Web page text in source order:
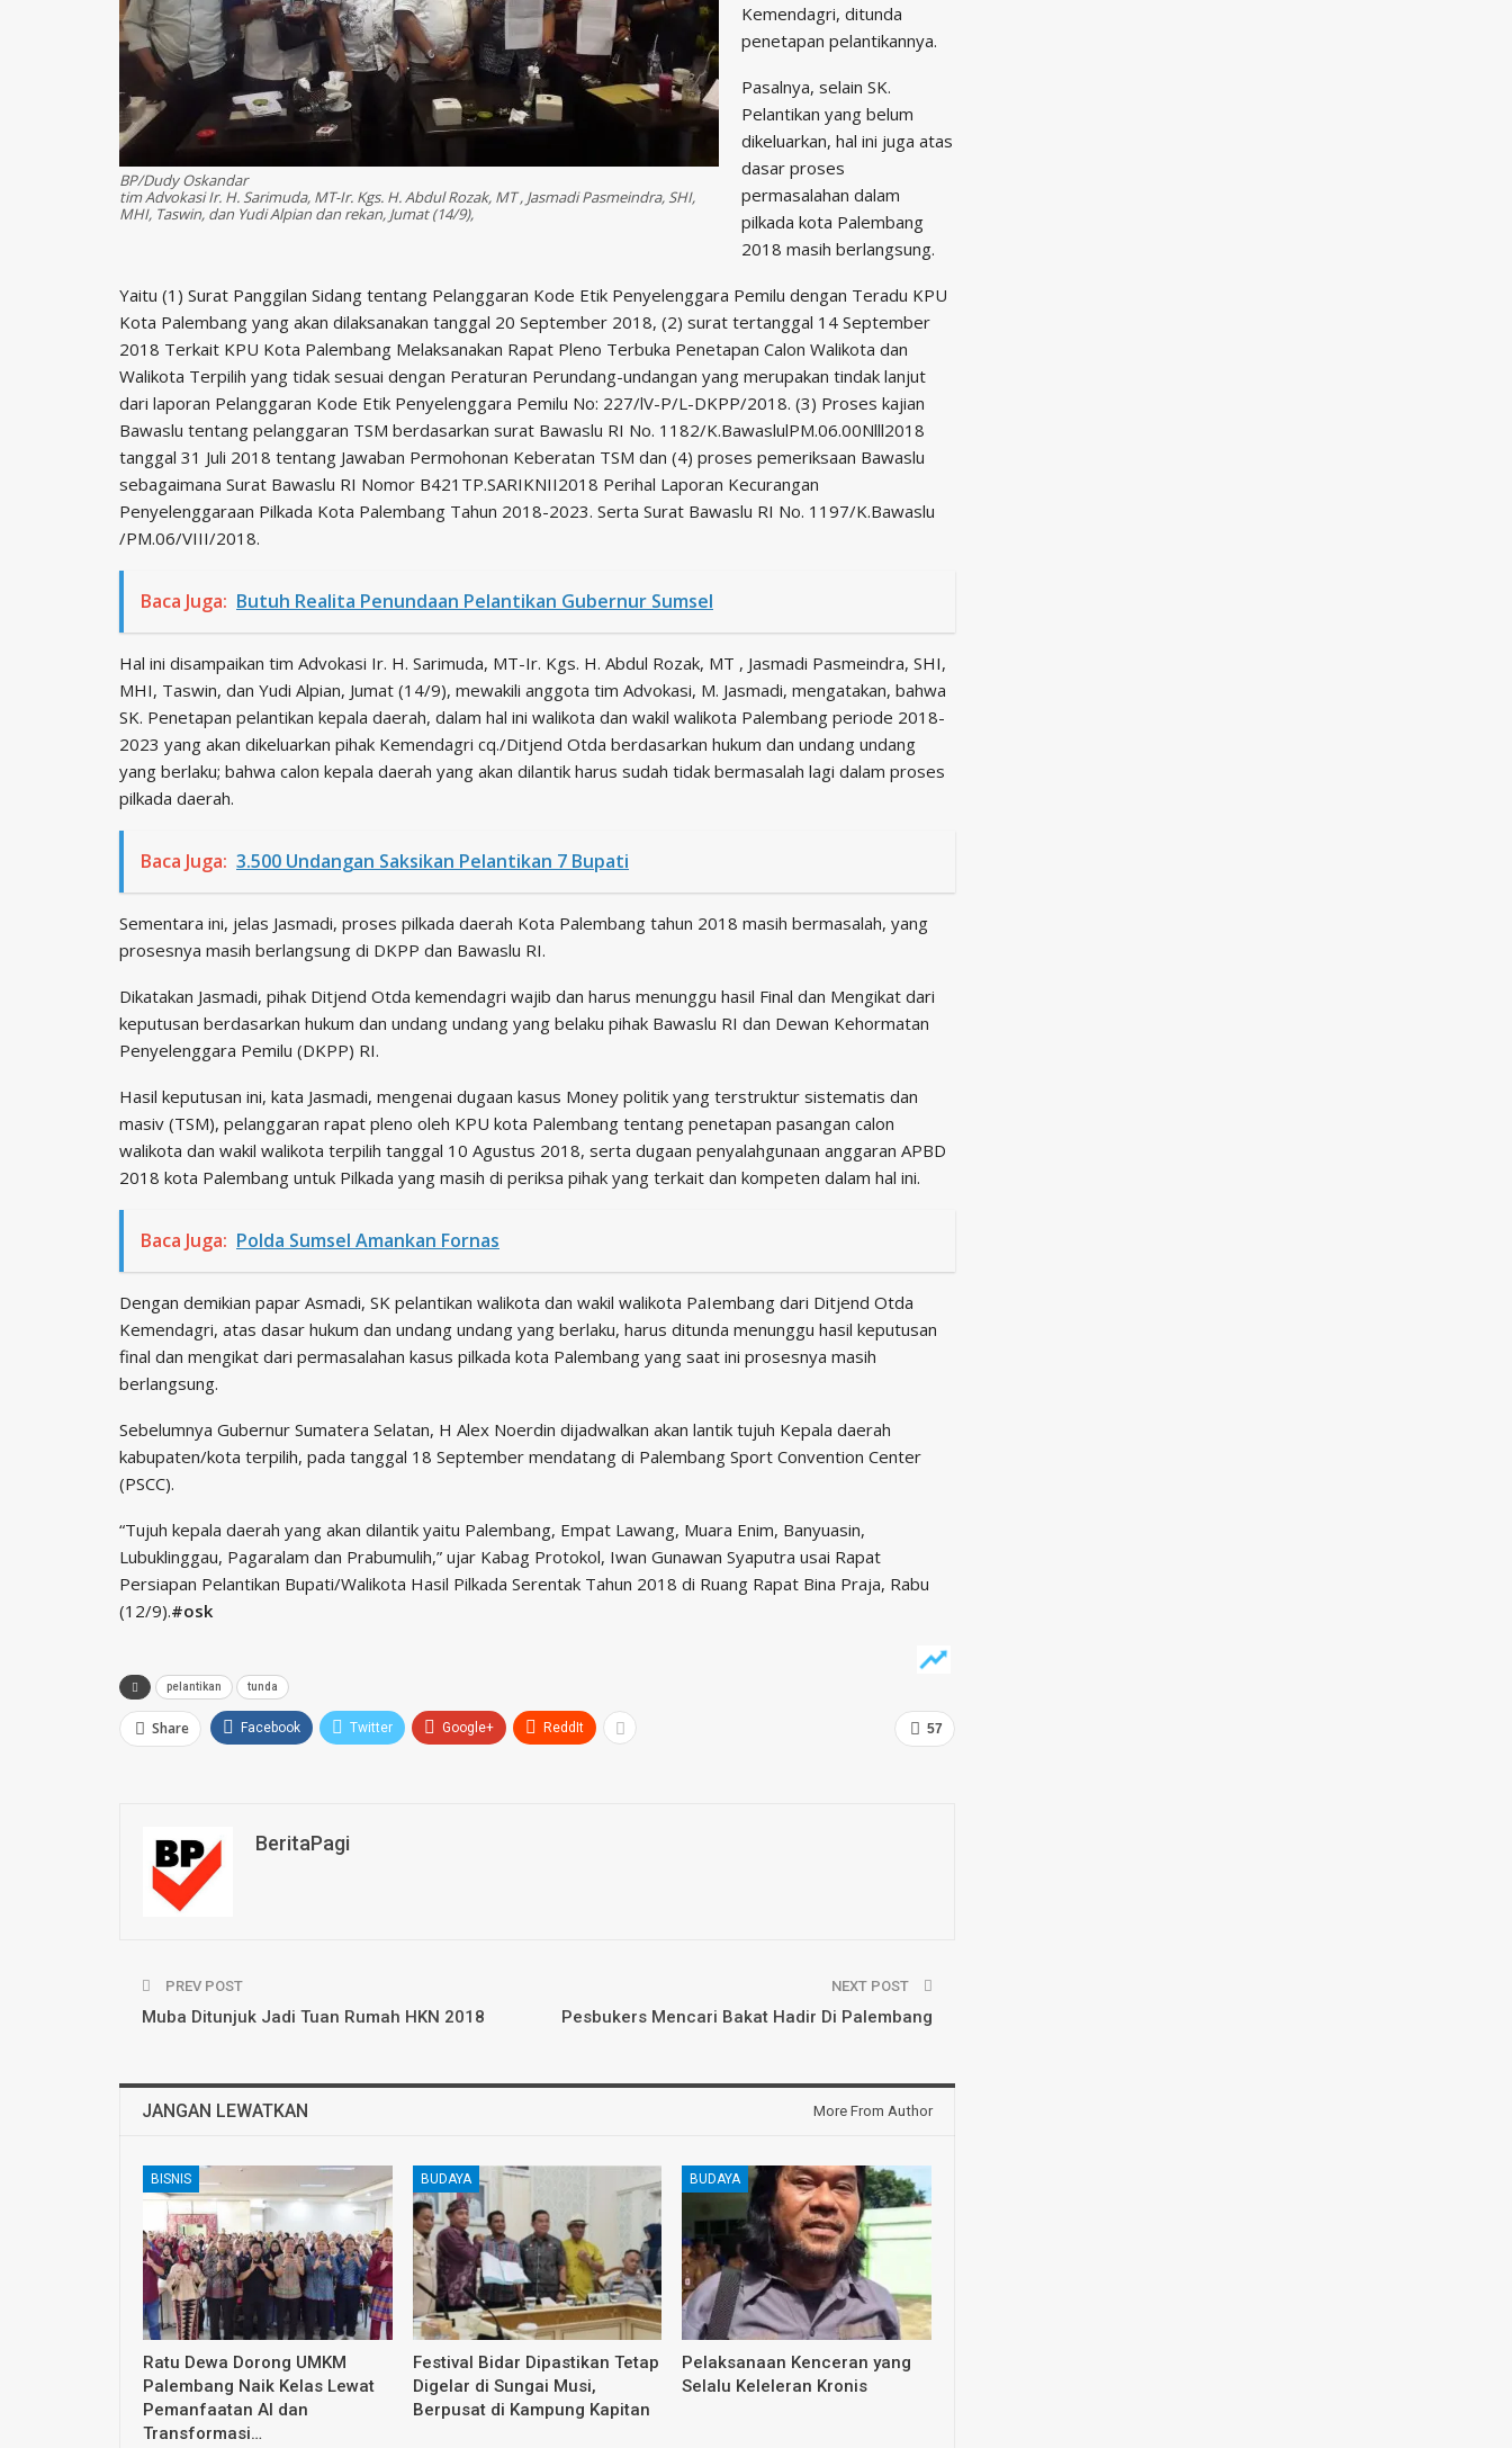
BP/Dudy Oskandar
tim Advokasi Ir. H. Sarimuda, MT-Ir. Kgs. H. Abdul Rozak, MT , Jasmadi Pasmeindra, SHI,
MHI, Taswin, dan Yudi Alpian dan rekan, Jumat (14/9),
Kemendagri, ditunda
penetapan pelantikannya.
Pasalnya, selain SK.
Pelantikan yang belum
dikeluarkan, hal ini juga atas
dasar proses
permasalahan dalam
pilkada kota Palembang
2018 masih berlangsung.
Yaitu (1) Surat Panggilan Sidang tentang Pelanggaran Kode Etik Penyelenggara Pemilu dengan Teradu KPU
Kota Palembang yang akan dilaksanakan tanggal 20 September 2018, (2) surat tertanggal 14 September
2018 Terkait KPU Kota Palembang Melaksanakan Rapat Pleno Terbuka Penetapan Calon Walikota dan
Walikota Terpilih yang tidak sesuai dengan Peraturan Perundang-undangan yang merupakan tindak lanjut
dari laporan Pelanggaran Kode Etik Penyelenggara Pemilu No: 227/lV-P/L-DKPP/2018. (3) Proses kajian
Bawaslu tentang pelanggaran TSM berdasarkan surat Bawaslu RI No. 1182/K.BawaslulPM.06.00Nlll2018
tanggal 31 Juli 2018 tentang Jawaban Permohonan Keberatan TSM dan (4) proses pemeriksaan Bawaslu
sebagaimana Surat Bawaslu RI Nomor B421TP.SARIKNII2018 Perihal Laporan Kecurangan
Penyelenggaraan Pilkada Kota Palembang Tahun 2018-2023. Serta Surat Bawaslu RI No. 1197/K.Bawaslu
/PM.06/VIII/2018.
Baca Juga: Butuh Realita Penundaan Pelantikan Gubernur Sumsel
Hal ini disampaikan tim Advokasi Ir. H. Sarimuda, MT-Ir. Kgs. H. Abdul Rozak, MT , Jasmadi Pasmeindra, SHI,
MHI, Taswin, dan Yudi Alpian, Jumat (14/9), mewakili anggota tim Advokasi, M. Jasmadi, mengatakan, bahwa
SK. Penetapan pelantikan kepala daerah, dalam hal ini walikota dan wakil walikota Palembang periode 2018-
2023 yang akan dikeluarkan pihak Kemendagri cq./Ditjend Otda berdasarkan hukum dan undang undang
yang berlaku; bahwa calon kepala daerah yang akan dilantik harus sudah tidak bermasalah lagi dalam proses
pilkada daerah.
Baca Juga: 3.500 Undangan Saksikan Pelantikan 7 Bupati
Sementara ini, jelas Jasmadi, proses pilkada daerah Kota Palembang tahun 2018 masih bermasalah, yang
prosesnya masih berlangsung di DKPP dan Bawaslu RI.
Dikatakan Jasmadi, pihak Ditjend Otda kemendagri wajib dan harus menunggu hasil Final dan Mengikat dari
keputusan berdasarkan hukum dan undang undang yang belaku pihak Bawaslu RI dan Dewan Kehormatan
Penyelenggara Pemilu (DKPP) RI.
Hasil keputusan ini, kata Jasmadi, mengenai dugaan kasus Money politik yang terstruktur sistematis dan
masiv (TSM), pelanggaran rapat pleno oleh KPU kota Palembang tentang penetapan pasangan calon
walikota dan wakil walikota terpilih tanggal 10 Agustus 2018, serta dugaan penyalahgunaan anggaran APBD
2018 kota Palembang untuk Pilkada yang masih di periksa pihak yang terkait dan kompeten dalam hal ini.
Baca Juga: Polda Sumsel Amankan Fornas
Dengan demikian papar Asmadi, SK pelantikan walikota dan wakil walikota PaIembang dari Ditjend Otda
Kemendagri, atas dasar hukum dan undang undang yang berlaku, harus ditunda menunggu hasil keputusan
final dan mengikat dari permasalahan kasus pilkada kota Palembang yang saat ini prosesnya masih
berlangsung.
Sebelumnya Gubernur Sumatera Selatan, H Alex Noerdin dijadwalkan akan lantik tujuh Kepala daerah
kabupaten/kota terpilih, pada tanggal 18 September mendatang di Palembang Sport Convention Center
(PSCC).
“Tujuh kepala daerah yang akan dilantik yaitu Palembang, Empat Lawang, Muara Enim, Banyuasin,
Lubuklinggau, Pagaralam dan Prabumulih,” ujar Kabag Protokol, Iwan Gunawan Syaputra usai Rapat
Persiapan Pelantikan Bupati/Walikota Hasil Pilkada Serentak Tahun 2018 di Ruang Rapat Bina Praja, Rabu
(12/9).#osk
pelantikan tunda
57
Share Facebook Twitter Google+ ReddIt
BeritaPagi
PREV POST
Muba Ditunjuk Jadi Tuan Rumah HKN 2018
NEXT POST
Pesbukers Mencari Bakat Hadir Di Palembang
JANGAN LEWATKAN More From Author
BISNIS
Ratu Dewa Dorong UMKM
Palembang Naik Kelas Lewat
Pemanfaatan AI dan
Transformasi…
BUDAYA
Festival Bidar Dipastikan Tetap
Digelar di Sungai Musi,
Berpusat di Kampung Kapitan
BUDAYA
Pelaksanaan Kenceran yang
Selalu Keleleran Kronis